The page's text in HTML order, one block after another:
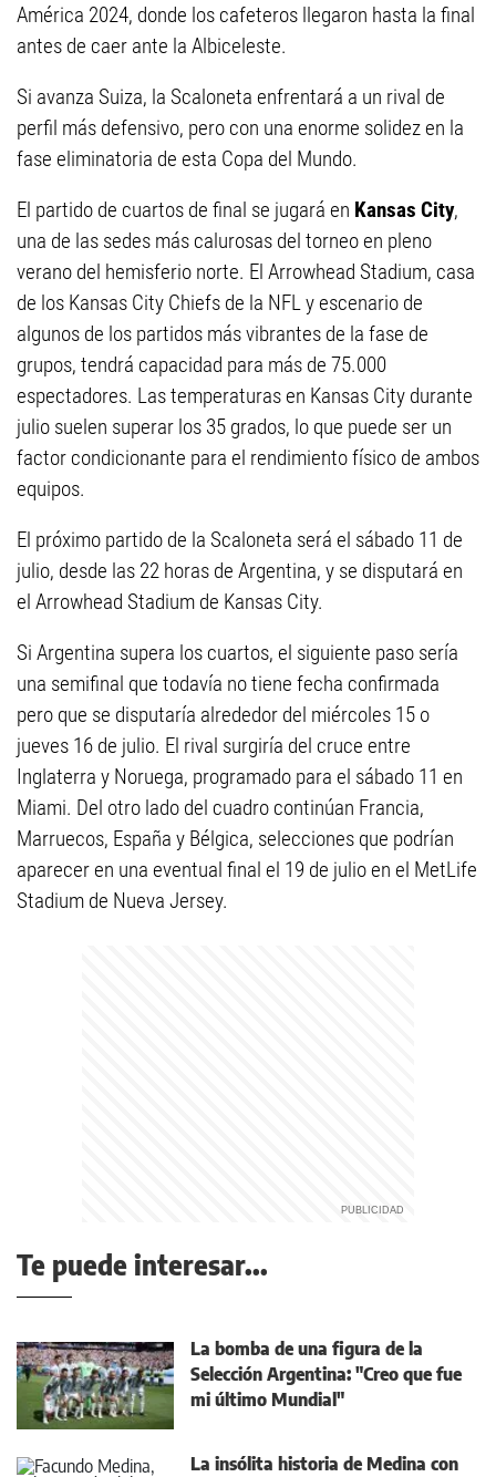
América 2024, donde los cafeteros llegaron hasta la final
antes de caer ante la Albiceleste.
Si avanza Suiza, la Scaloneta enfrentará a un rival de
perfil más defensivo, pero con una enorme solidez en la
fase eliminatoria de esta Copa del Mundo.
El partido de cuartos de final se jugará en Kansas City,
una de las sedes más calurosas del torneo en pleno
verano del hemisferio norte. El Arrowhead Stadium, casa
de los Kansas City Chiefs de la NFL y escenario de
algunos de los partidos más vibrantes de la fase de
grupos, tendrá capacidad para más de 75.000
espectadores. Las temperaturas en Kansas City durante
julio suelen superar los 35 grados, lo que puede ser un
factor condicionante para el rendimiento físico de ambos
equipos.
El próximo partido de la Scaloneta será el sábado 11 de
julio, desde las 22 horas de Argentina, y se disputará en
el Arrowhead Stadium de Kansas City.
Si Argentina supera los cuartos, el siguiente paso sería
una semifinal que todavía no tiene fecha confirmada
pero que se disputaría alrededor del miércoles 15 o
jueves 16 de julio. El rival surgiría del cruce entre
Inglaterra y Noruega, programado para el sábado 11 en
Miami. Del otro lado del cuadro continúan Francia,
Marruecos, España y Bélgica, selecciones que podrían
aparecer en una eventual final el 19 de julio en el MetLife
Stadium de Nueva Jersey.
Te puede interesar...
La bomba de una figura de la
Selección Argentina: "Creo que fue
mi último Mundial"
La insólita historia de Medina con